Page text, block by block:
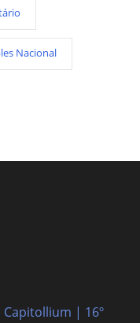
Nacional
Capitollium | 16º